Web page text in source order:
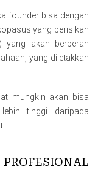
founder bisa dengan
yang berisikan
yang akan berperan
yang diletakkan
mungkin akan bisa
tinggi daripada